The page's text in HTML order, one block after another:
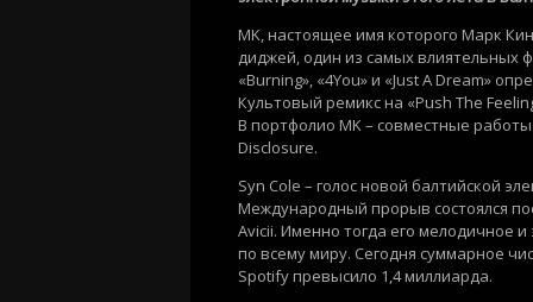
MK, настоящее имя которого Марк
диджей, один из самых влиятельных
«Burning», «4You» и «Just A Dream»
Культовый ремикс на «Push The
В портфолио MK – совместные работы
Disclosure.
Syn Cole – голос новой балтийской
Международный прорыв состоялся
Avicii. Именно тогда его мелодичное
по всему миру. Сегодня суммарное
Spotify превысило 1,4 миллиарда.